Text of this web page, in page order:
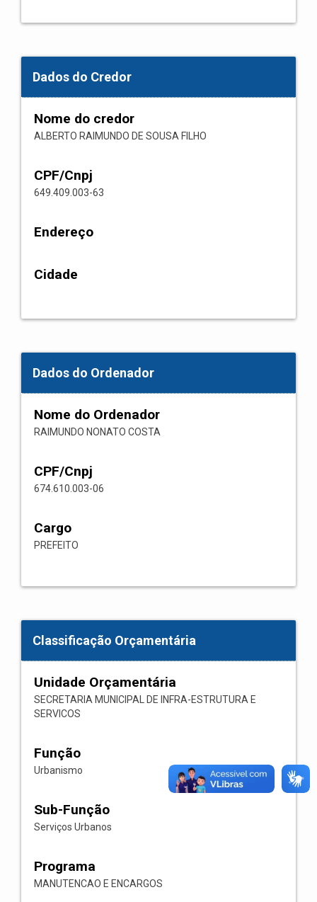
Dados do Credor
Nome do credor
ALBERTO RAIMUNDO DE SOUSA FILHO
CPF/Cnpj
649.409.003-63
Endereço
Cidade
Dados do Ordenador
Nome do Ordenador
RAIMUNDO NONATO COSTA
CPF/Cnpj
674.610.003-06
Cargo
PREFEITO
Classificação Orçamentária
Unidade Orçamentária
SECRETARIA MUNICIPAL DE INFRA-ESTRUTURA E
SERVICOS
Função
Urbanismo
Sub-Função
Serviços Urbanos
Programa
MANUTENCAO E ENCARGOS